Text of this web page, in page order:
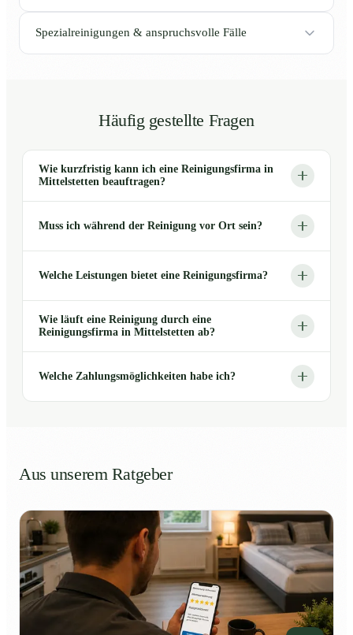
Spezialreinigungen & anspruchsvolle Fälle
Häufig gestellte Fragen
Wie kurzfristig kann ich eine Reinigungsfirma in
Mittelstetten beauftragen?
Muss ich während der Reinigung vor Ort sein?
Welche Leistungen bietet eine Reinigungsfirma?
Wie läuft eine Reinigung durch eine
Reinigungsfirma in Mittelstetten ab?
Welche Zahlungsmöglichkeiten habe ich?
Aus unserem Ratgeber